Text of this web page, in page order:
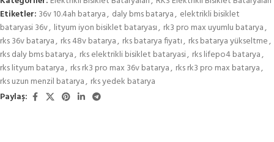
Etiketler: 36v 10.4ah batarya, daly bms batarya, elektrikli bisiklet
bataryasi 36v, lityum iyon bisiklet bataryası, rk3 pro max uyumlu batarya,
rks 36v batarya, rks 48v batarya, rks batarya fiyatı, rks batarya yükseltme,
rks daly bms batarya, rks elektrikli bisiklet bataryasi, rks lifepo4 batarya,
rks lityum batarya, rks rk3 pro max 36v batarya, rks rk3 pro max batarya,
rks uzun menzil batarya, rks yedek batarya
Paylaş: